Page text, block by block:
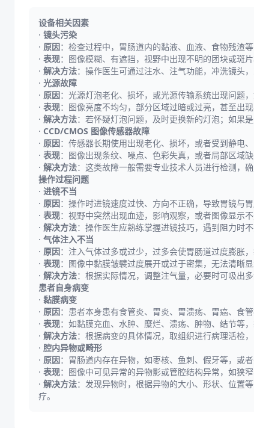
设备相关因素
· 镜头污染
· 原因：检查过程中，胃肠道内的黏液、血液、食物残渣
· 表现：图像模糊、有遮挡，视野中出现不明的团块或斑片
· 解决方法：操作医生可通过注水、注气功能，冲洗镜头
· 光源故障
· 原因：光源灯泡老化、损坏，或光源传输系统出现问题，
· 表现：图像亮度不均匀，部分区域过暗或过亮，甚至出现
· 解决方法：若怀疑灯泡问题，及时更换新的灯泡；如果
· CCD/CMOS 图像传感器故障
· 原因：传感器长期使用出现老化、损坏，或者受到静电、
· 表现：图像出现条纹、噪点、色彩失真，或者局部区域缺
· 解决方法：这类故障一般需要专业技术人员进行检测，
操作过程问题
· 进镜不当
· 原因：操作时进镜速度过快、方向不正确，导致胃镜与
· 表现：视野中突然出现血迹，影响观察，或者图像显示
· 解决方法：操作医生应熟练掌握进镜技巧，遇到阻力时
· 气体注入不当
· 原因：注入气体过多或过少，过多会使胃肠道过度膨胀
· 表现：图像中黏膜皱襞过度展开或过于密集，无法清晰显
· 解决方法：根据实际情况，调整注气量，必要时可吸出
患者自身病变
· 黏膜病变
· 原因：患者本身患有食管炎、胃炎、胃溃疡、胃癌、食
· 表现：如黏膜充血、水肿、糜烂、溃疡、肿物、结节等
· 解决方法：根据病变的具体情况，取组织进行病理活检
· 腔内异物或畸形
· 原因：胃肠道内存在异物，如枣核、鱼刺、假牙等，或
· 表现：图像中可见异常的异物影或管腔结构异常，如狭窄
· 解决方法：发现异物时，根据异物的大小、形状、位置
疗。